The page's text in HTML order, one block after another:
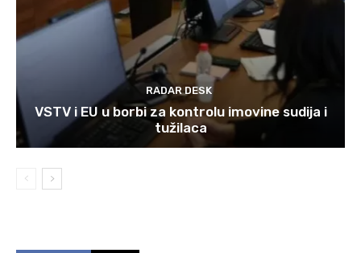
RADAR DESK
VSTV i EU u borbi za kontrolu imovine sudija i
tužilaca